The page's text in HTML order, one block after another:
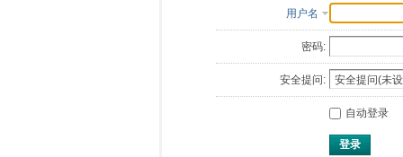
用户名
密码:
安全提问:
自动登录
登录